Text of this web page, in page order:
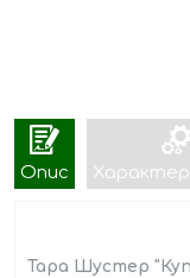
Опис
Тара Шустер